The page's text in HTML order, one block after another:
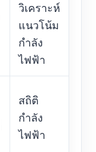
วิเคราะห์
แนวโน้ม
กำลัง
ไฟฟ้า
สถิติ
กำลัง
ไฟฟ้า